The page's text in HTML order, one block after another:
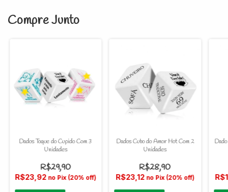
Compre Junto
Dados Toque do Cupido Com 3
Unidades
R$29,90
R$23,92 no Pix (20% off)
Dados Cubo do Amor Hot Com 2
Unidades
R$28,90
R$23,12 no Pix (20% off)